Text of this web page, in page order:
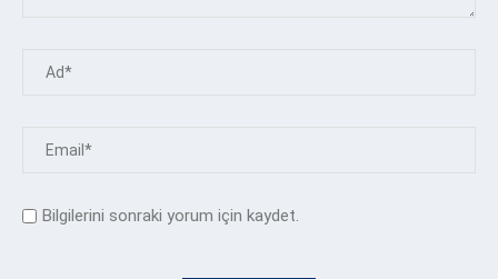
Bilgilerini sonraki yorum için kaydet.